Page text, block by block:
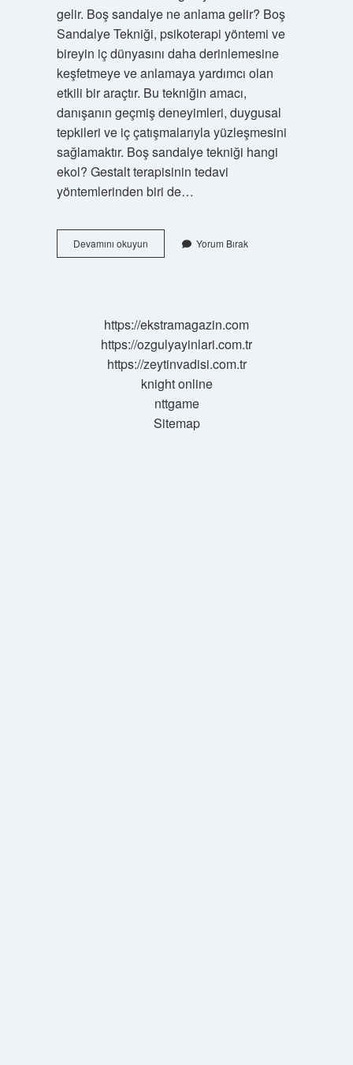
gelir. Boş sandalye ne anlama gelir? Boş
Sandalye Tekniği, psikoterapi yöntemi ve
bireyin iç dünyasını daha derinlemesine
keşfetmeye ve anlamaya yardımcı olan
etkili bir araçtır. Bu tekniğin amacı,
danışanın geçmiş deneyimleri, duygusal
tepkileri ve iç çatışmalarıyla yüzleşmesini
sağlamaktır. Boş sandalye tekniği hangi
ekol? Gestalt terapisinin tedavi
yöntemlerinden biri de…
Devamını okuyunIki
Sandalye
Yorum Bırak
https://ekstramagazin.com
https://ozgulyayinlari.com.tr
https://zeytinvadisi.com.tr
knight online
nttgame
Sitemap